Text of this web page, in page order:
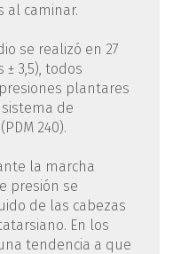
al caminar.
se realizó en 27
3,5), todos
plantares
de
240).
la marcha
presión se
de las cabezas
En los
tendencia a que